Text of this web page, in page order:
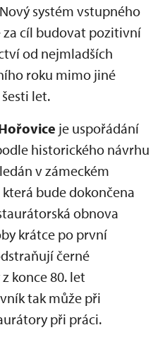
systém vstupného
za cíl budovat pozitivní
od nejmladších
roku mimo jiné
let.
je uspořádání
historického návrhu
v zámeckém
bude dokončena
obnova
krátce po první
černé
konce 80. let
tak může při
při práci.